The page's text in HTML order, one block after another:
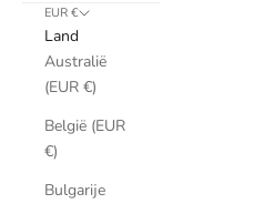
EUR €
Land
Australië
(EUR €)
België (EUR
€)
Bulgarije